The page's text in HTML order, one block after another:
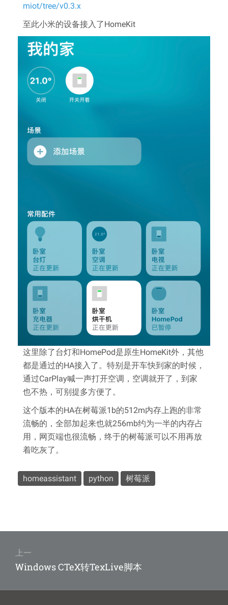
miot/tree/v0.3.x
至此小米的设备接入了HomeKit
这里除了台灯和HomePod是原生HomeKit外，其他
都是通过的HA接入了。特别是开车快到家的时候，
通过CarPlay喊一声打开空调，空调就开了，到家
也不热，可别提多方便了。
这个版本的HA在树莓派1b的512m内存上跑的非常
流畅的，全部加起来也就256mb约为一半的内存占
用，网页端也很流畅，终于的树莓派可以不用再放
着吃灰了。
homeassistant python 树莓派
航
上一
上
文
Windows CTeX转TexLive脚本